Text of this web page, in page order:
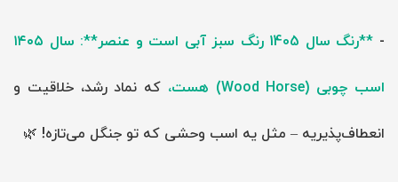
- **رنگ سال 1405 رنگ سبز آبی است و عنصر**: سال ۱۴۰۵
اسب چوبی (Wood Horse) هست، که نماد رشد، خلاقیت و
انعطاف‌پذیریه – مثل یه اسب وحشی که تو جنگل می‌تازه! 🌿